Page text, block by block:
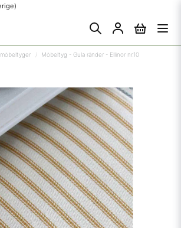
Möbeltyg - Gula ränder - Ellinor nr.10